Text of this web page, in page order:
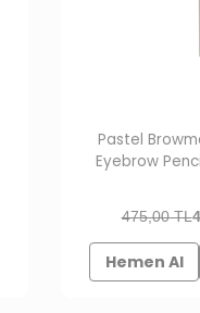
Pastel
Eyebrow
475,00 TL
Hemen Al